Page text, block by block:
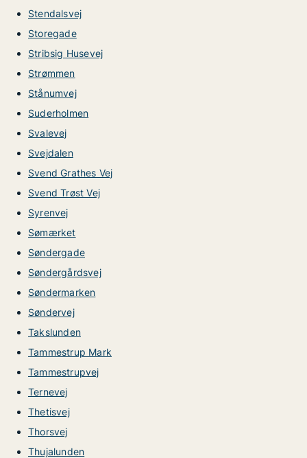
Stendalsvej
Storegade
Stribsig Husevej
Strømmen
Stånumvej
Suderholmen
Svalevej
Svejdalen
Svend Grathes Vej
Svend Trøst Vej
Syrenvej
Sømærket
Søndergade
Søndergårdsvej
Søndermarken
Søndervej
Takslunden
Tammestrup Mark
Tammestrupvej
Ternevej
Thetisvej
Thorsvej
Thujalunden